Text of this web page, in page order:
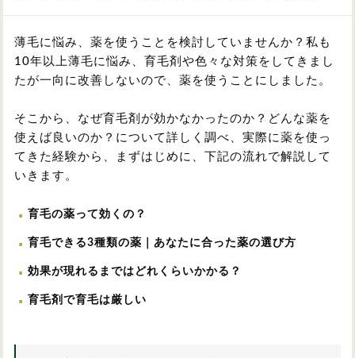
薄毛に悩み、薬を使うことを検討していませんか？私も
10年以上薄毛に悩み、育毛剤や色々な対策をしてきまし
たが一向に改善しないので、薬を使うことにしました。
そこから、なぜ育毛剤が効かなかったのか？どんな薬を
使えば良いのか？について詳しく調べ、実際に薬を使っ
てきた経験から、まずはじめに、下記の流れで解説して
いきます。
育毛の薬って効くの？
育毛できる3種類の薬｜あなたに合った薬の選び方
効果が現れるまではどれくらいかかる？
育毛剤で育毛は厳しい